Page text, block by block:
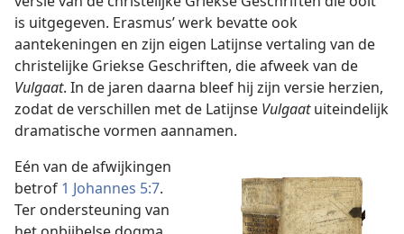
is uitgegeven. Erasmus’ werk bevatte ook
aantekeningen en zijn eigen Latijnse vertaling van de
christelijke Griekse Geschriften, die afweek van de
Vulgaat. In de jaren daarna bleef hij zijn versie herzien,
zodat de verschillen met de Latijnse Vulgaatuiteindelijk
dramatische vormen aannamen.
Eén van de afwijkingen
betrof 1 Johannes 5:7.
Ter ondersteuning van